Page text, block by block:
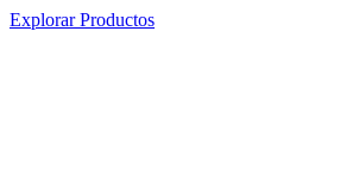
Explorar Productos